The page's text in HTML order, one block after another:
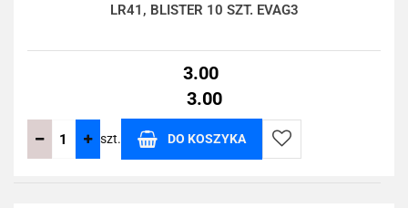
LR41, BLISTER 10 SZT. EVAG3
3.00
3.00
szt. DO KOSZYKA
Do